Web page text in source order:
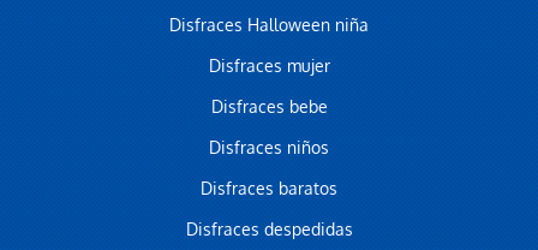
Disfraces Halloween niña
Disfraces mujer
Disfraces bebe
Disfraces niños
Disfraces baratos
Disfraces despedidas